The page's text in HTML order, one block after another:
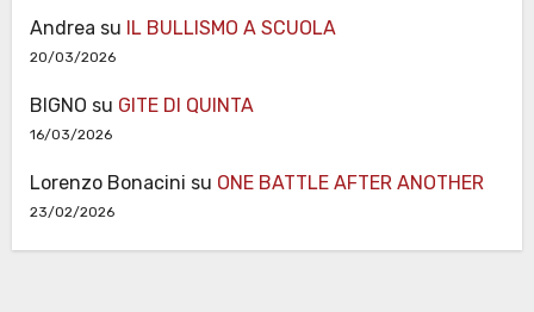
Andrea su IL BULLISMO A SCUOLA
20/03/2026
BIGNO su GITE DI QUINTA
16/03/2026
Lorenzo Bonacini su ONE BATTLE AFTER ANOTHER
23/02/2026